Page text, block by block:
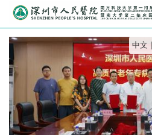
中文